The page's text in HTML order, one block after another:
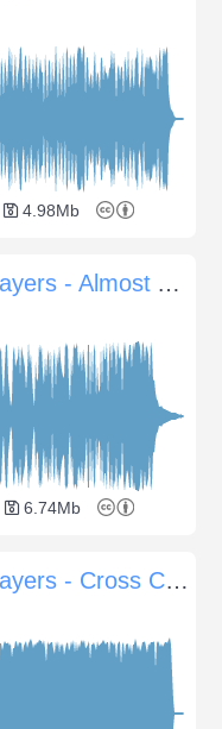
4.98Mb
John Deley and the 41 Players - Almost A Year Ago
6.74Mb
John Deley and the 41 Players - Cross Cut Nightmare